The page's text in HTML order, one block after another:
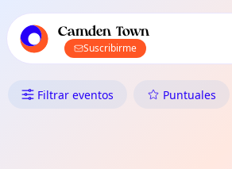
de eventos locales de
Camden Town
Suscribirme
Qué Hacer en
Filtrar eventos Puntuales